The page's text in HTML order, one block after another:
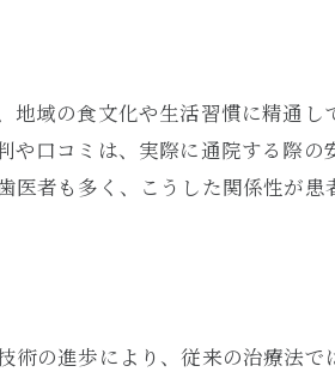
域の食文化や生活習慣に精通し
や口コミは、実際に通院する際の
医者も多く、こうした関係性が患
術の進歩により、従来の治療法で